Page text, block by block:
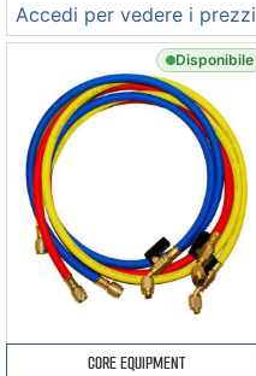
Accedi per vedere i prezzi
Disponibile
CORE EQUIPMENT